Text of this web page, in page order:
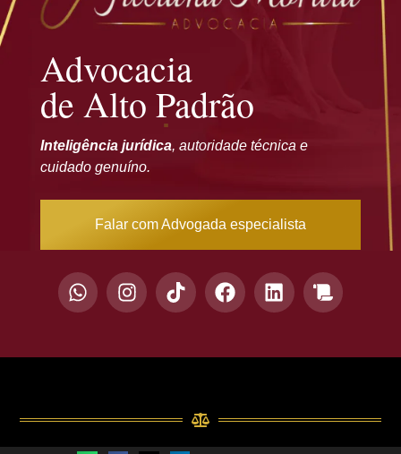
Advocacia
de Alto Padrão
Inteligência jurídica, autoridade técnica e
cuidado genuíno.
Falar com Advogada especialista